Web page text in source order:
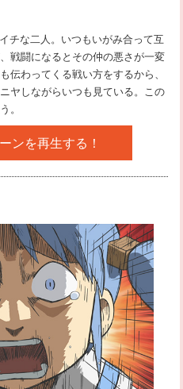
チな二人。いつもいがみ合って互
戦闘になるとその仲の悪さが一変
伝わってくる戦い方をするから、
ヤしながらいつも見ている。この
。
ンを再生する！